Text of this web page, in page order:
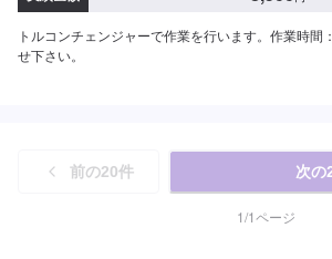
トルコンチェンジャーで作業を行います。作業時間
せ下さい。
前の20件 次の
1/1ページ